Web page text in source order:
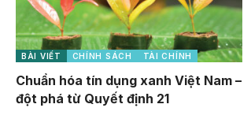
BÀI VIẾT CHÍNH SÁCH TÀI CHÍNH
Chuẩn hóa tín dụng xanh Việt Nam –
đột phá từ Quyết định 21